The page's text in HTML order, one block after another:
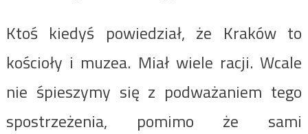
Ktoś kiedyś powiedział, że Kraków to
kościoły i muzea. Miał wiele racji. Wcale
nie śpieszymy się z podważaniem tego
spostrzeżenia, pomimo że sami